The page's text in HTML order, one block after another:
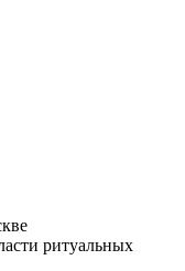
ритуальных